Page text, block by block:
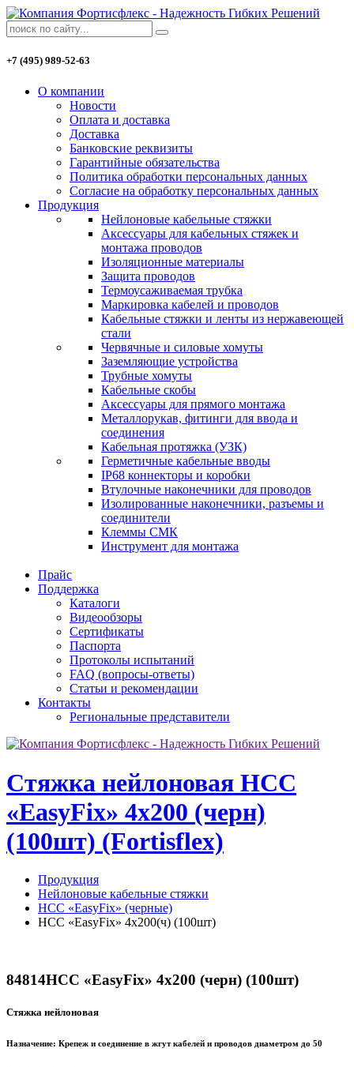
+7 (495) 989-52-63
О компании
Новости
Оплата и доставка
Доставка
Банковские реквизиты
Гарантийные обязательства
Политика обработки персональных данных
Согласие на обработку персональных данных
Продукция
Нейлоновые кабельные стяжки
Аксессуары для кабельных стяжек и
монтажа проводов
Изоляционные материалы
Защита проводов
Термоусаживаемая трубка
Маркировка кабелей и проводов
Кабельные стяжки и ленты из нержавеющей
стали
Червячные и силовые хомуты
Заземляющие устройства
Трубные хомуты
Кабельные скобы
Аксессуары для прямого монтажа
Металлорукав, фитинги для ввода и
соединения
Кабельная протяжка (УЗК)
Герметичные кабельные вводы
IP68 коннекторы и коробки
Втулочные наконечники для проводов
Изолированные наконечники, разъемы и
соединители
Клеммы СМК
Инструмент для монтажа
Прайс
Поддержка
Каталоги
Видеообзоры
Сертификаты
Паспорта
Протоколы испытаний
FAQ (вопросы-ответы)
Статьи и рекомендации
Контакты
Региональные представители
Стяжка нейлоновая НСС
«EasyFix» 4х200 (черн)
(100шт) (Fortisflex)
Продукция
Нейлоновые кабельные стяжки
НСС «EasyFix» (черные)
НСС «EasyFix» 4х200(ч) (100шт)
84814НСС «EasyFix» 4х200 (черн) (100шт)
Стяжка нейлоновая
Назначение: Крепеж и соединение в жгут кабелей и проводов диаметром до 50